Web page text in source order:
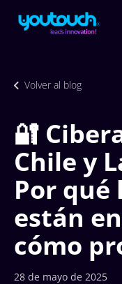
Volver al blog
🔐
Chile y
Por qué
están
cómo
28 de mayo de 2025